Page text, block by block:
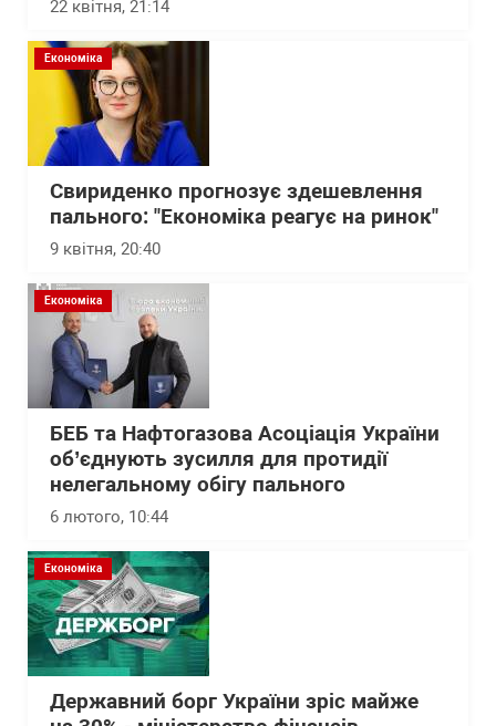
22 квітня, 21:14
Економіка
Свириденко прогнозує здешевлення
пального: "Економіка реагує на ринок"
9 квітня, 20:40
Економіка
БЕБ та Нафтогазова Асоціація України
об’єднують зусилля для протидії
нелегальному обігу пального
6 лютого, 10:44
Економіка
Державний борг України зріс майже